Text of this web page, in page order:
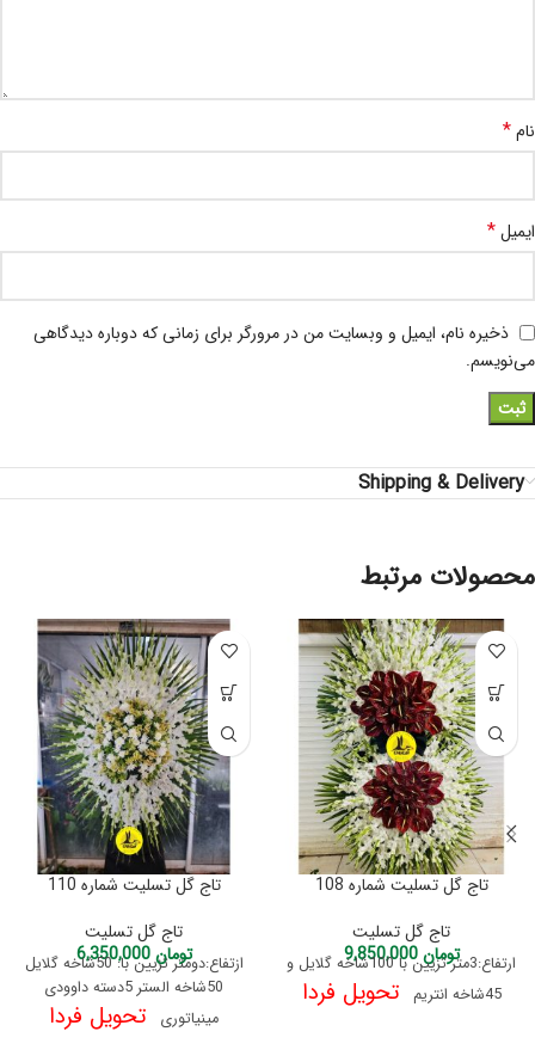
نام*
ایمیل*
ذخیره نام، ایمیل و وبسایت من در مرورگر برای زمانی که دوباره دیدگاهی
می‌نویسم.
Shipping & Delivery
محصولات مرتبط
تاج گل تسلیت شماره 108
تاج گل تسلیت
تومان9,850,000
ارتفاع:3متر تزیین با 100شاخه گلایل و
45شاخه انتریم
تحویل فردا
تاج گل تسلیت شماره 110
تاج گل تسلیت
تومان6,350,000
ازتفاع:دومتر تزیین با: 50شاخه گلایل
50شاخه الستر 5دسته داوودی
مینیاتوری تحویل فردا